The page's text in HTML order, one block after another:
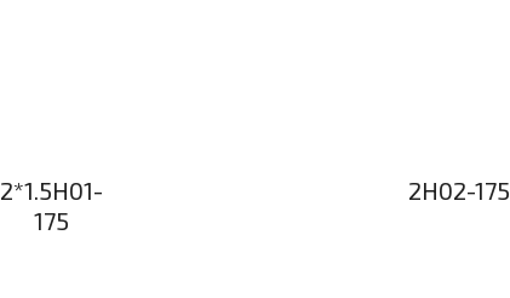
2*1.5H01-
175
2H02-175